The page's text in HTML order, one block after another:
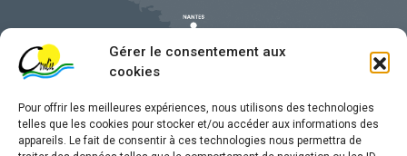
Gérer le consentement aux
cookies
Pour offrir les meilleures expériences, nous utilisons des technologies
telles que les cookies pour stocker et/ou accéder aux informations des
appareils. Le fait de consentir à ces technologies nous permettra de